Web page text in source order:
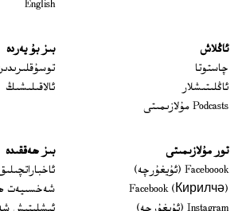
English
ئاڭلاش
چاستوتا
ئاڭلىتىشلار
Podcasts مۇلازىمىتى
بىز بۇ يەردە
ئالاقىلىشىڭ
تور مۇلازىمىتى
Faceboook (ئۇيغۇرچە)
Opens in new window
Facebook (Кирилчә)
Opens in new window
Opens in new window
بىز ھەققىدە
شەخسىيەت